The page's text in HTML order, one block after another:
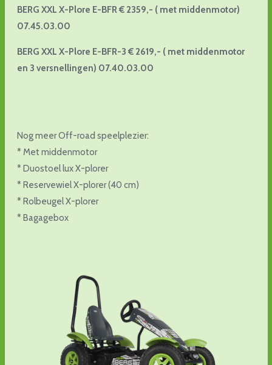
BERG XXL X-Plore E-BFR € 2359,- ( met middenmotor)
07.45.03.00
BERG XXL X-Plore E-BFR-3 € 2619,- ( met middenmotor
en 3 versnellingen) 07.40.03.00
Nog meer Off-road speelplezier:
* Met middenmotor
* Duostoel lux X-plorer
* Reservewiel X-plorer (40 cm)
* Rolbeugel X-plorer
* Bagagebox